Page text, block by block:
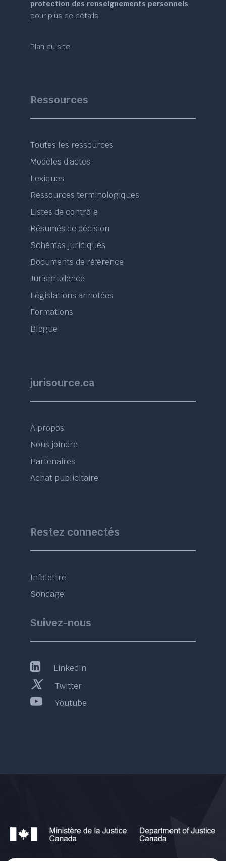
protection des renseignements personnels
pour plus de détails.
Plan du site
Ressources
Toutes les ressources
Modèles d’actes
Lexiques
Ressources terminologiques
Listes de contrôle
Résumés de décision
Schémas juridiques
Documents de référence
Jurisprudence
Législations annotées
Formations
Blogue
jurisource.ca
À propos
Nous joindre
Partenaires
Achat publicitaire
Restez connectés
Infolettre
Sondage
Suivez-nous
LinkedIn
Twitter
Youtube